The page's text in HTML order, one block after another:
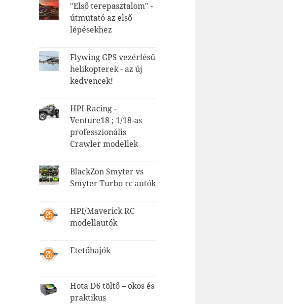
"Első terepasztalom" -
útmutató az első
lépésekhez
Flywing GPS vezérlésű
helikopterek - az új
kedvencek!
HPI Racing -
Venture18 ; 1/18-as
professzionális
Crawler modellek
BlackZon Smyter vs
Smyter Turbo rc autók
HPI/Maverick RC
modellautók
Etetőhajók
Hota D6 töltő – okos és
praktikus